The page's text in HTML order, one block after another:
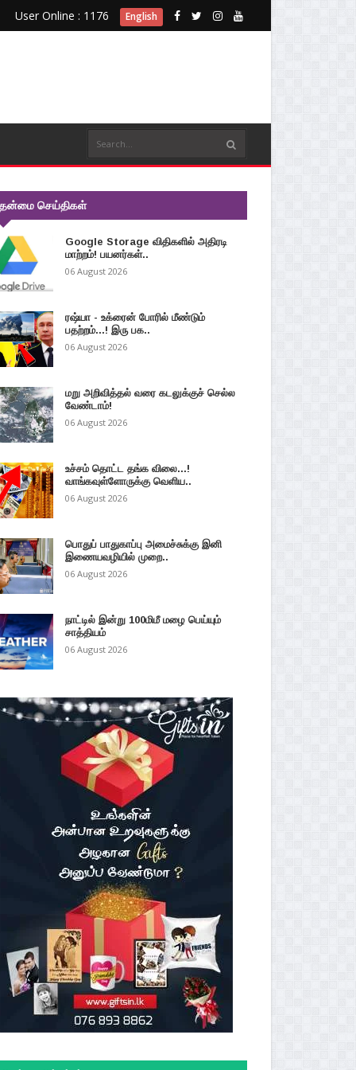
User Online : 1176 English
செய்திகள்
Google Storage விதிகளில் அதிரடி
மாற்றம்! பயனர்கள்..
06 August 2026
ரஷ்யா - உக்ரைன் போரில் மீண்டும்
பதற்றம்...! இரு பக..
06 August 2026
மறு அறிவித்தல் வரை கடலுக்குச் செல்ல
வேண்டாம்!
06 August 2026
உச்சம் தொட்ட தங்க விலை...!
வாங்கவுள்ளோருக்கு வெளிய..
06 August 2026
பொதுப் பாதுகாப்பு அமைச்சுக்கு இனி
இணையவழியில் முறை..
06 August 2026
நாட்டில் இன்று 100மிமீ மழை பெய்யும்
சாத்தியம்
06 August 2026